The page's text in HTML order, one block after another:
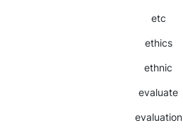
etc
ethics
ethnic
evaluate
evaluation